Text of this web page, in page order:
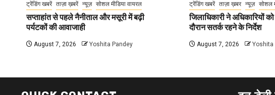
ट्रेंडिंग खबरें ताज़ा ख़बरें न्यूज़ सोशल मीडिया वायरल
सप्ताहांत से पहले नैनीताल और मसूरी में बढ़ी
पर्यटकों की आवाजाही
August 7, 2026 Yoshita Pandey
ट्रेंडिंग खबरें
ताज़ा ख़बर न्यूज़ सोशल
जिलाधिकारी ने अधिकारियों
दौरान सतर्क रहने के निर्देश
August 7, 2026 Yoshita